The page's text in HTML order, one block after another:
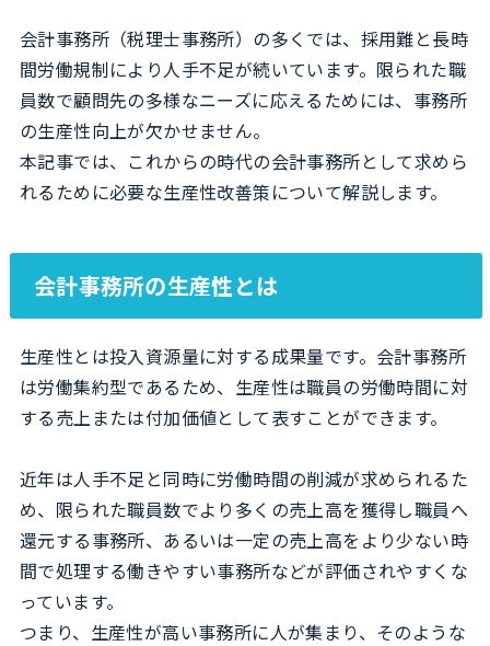
会計事務所（税理士事務所）の多くでは、採用難と長時
間労働規制により人手不足が続いています。限られた職
員数で顧問先の多様なニーズに応えるためには、事務所
の生産性向上が欠かせません。
本記事では、これからの時代の会計事務所として求めら
れるために必要な生産性改善策について解説します。
会計事務所の生産性とは
生産性とは投入資源量に対する成果量です。会計事務所
は労働集約型であるため、生産性は職員の労働時間に対
する売上または付加価値として表すことができます。
近年は人手不足と同時に労働時間の削減が求められるた
め、限られた職員数でより多くの売上高を獲得し職員へ
還元する事務所、あるいは一定の売上高をより少ない時
間で処理する働きやすい事務所などが評価されやすくな
っています。
つまり、生産性が高い事務所に人が集まり、そのような